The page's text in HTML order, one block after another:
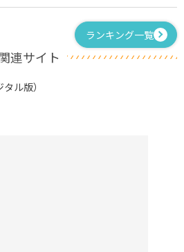
ランキング一覧
連サイト
ル版）